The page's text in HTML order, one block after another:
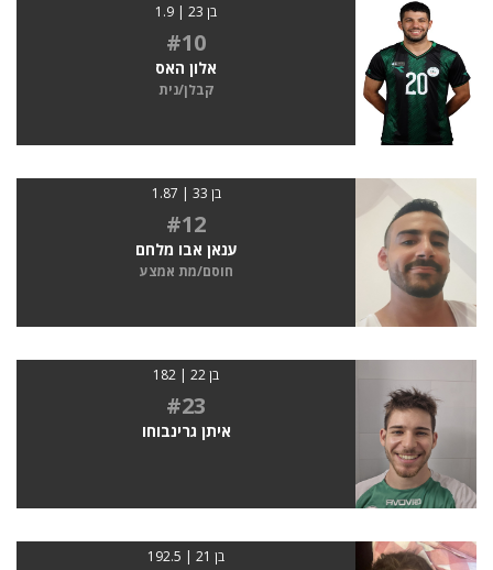
בן 23 | 1.9
#10
אלון האס
קבלן/נית
בן 33 | 1.87
#12
ענאן אבו מלחם
חוסם/מת אמצע
בן 22 | 182
#23
איתן גרינבוחו
בן 21 | 192.5